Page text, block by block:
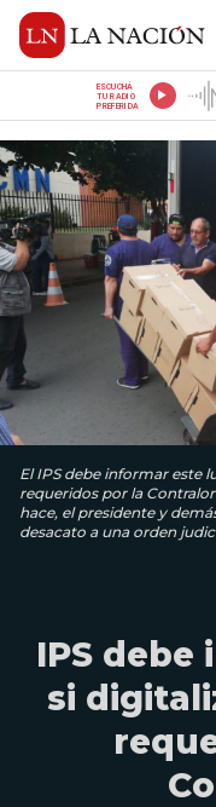
ESCUCHÁ
TU RADIO
PREFERIDA
El IPS debe informar este
requeridos por la
hace, el presidente y
desacato a una orden
IPS debe
si